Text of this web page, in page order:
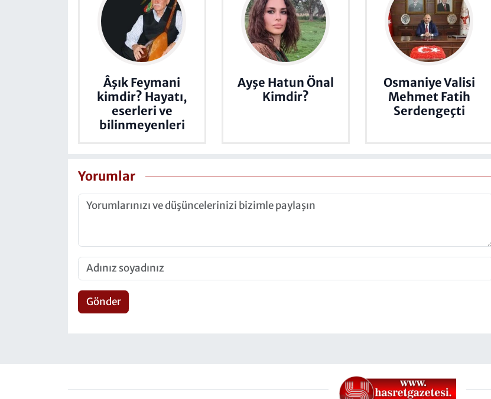
Âşık Feymani
kimdir? Hayatı,
eserleri ve
bilinmeyenleri
Ayşe Hatun Önal
Kimdir?
Osmaniye Valisi
Mehmet Fatih
Serdengeçti
Yorumlar
Gönder